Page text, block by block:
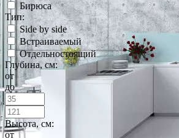
Бирюса
Тип:
Side by side
Встраиваемый
Отдельностоящий
Глубина, см:
от
до
Высота, см:
от